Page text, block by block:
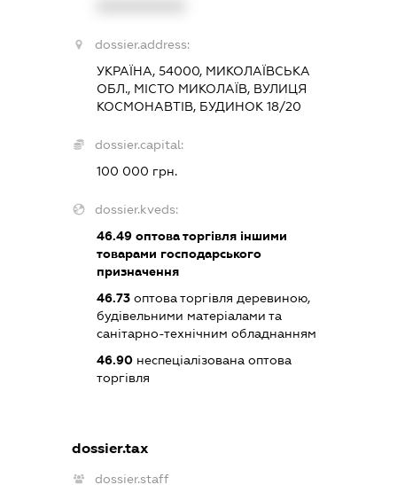
dossier.address:
УКРАЇНА, 54000, МИКОЛАЇВСЬКА
ОБЛ., МІСТО МИКОЛАЇВ, ВУЛИЦЯ
КОСМОНАВТІВ, БУДИНОК 18/20
dossier.capital:
100 000 грн.
dossier.kveds:
46.49оптова торгівля іншими
товарами господарського
призначення
46.73оптова торгівля деревиною,
будівельними матеріалами та
санітарно-технічним обладнанням
46.90неспеціалізована оптова
торгівля
dossier.tax
dossier.staff